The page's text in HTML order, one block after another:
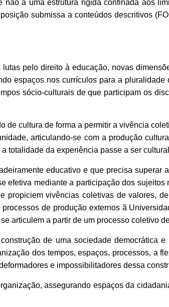
a uma estrutura rígida confinada aos
submissa a conteúdos descritivos
pelo direito à educação, novas
espaços nos currículos para a pluralidade
sócio-culturais de que participam os
cultura de forma a permitir a vivência
articulando-se com a produção
totalidade da experiência passe a ser
educativo e que precisa superar
efetiva mediante a participação dos sujeitos
propiciem vivências coletivas de valores,
de produção externos ã
articulem a partir de um processo coletivo
de uma sociedade democrática e
dos tempos, espaços, processos, a
e impossibilitadores dessa
assegurando espaços da